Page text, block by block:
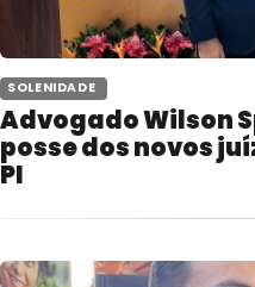
SOLENIDADE
Advogado Wilson
posse dos novos
PI